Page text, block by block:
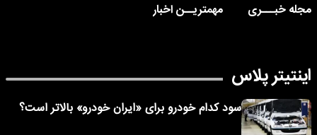
مجله خبـــری
مهمتریــن اخبار
اینتیتر پلاس
سود کدام خودرو برای «ایران خودرو» بالاتر است؟